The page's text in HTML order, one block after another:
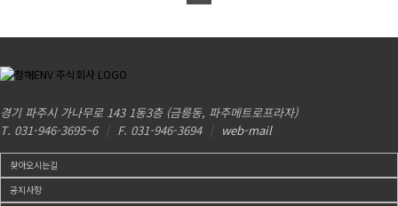
경기 파주시 가나무로 143 1동3층 (금릉동, 파주메트로프라자)
T. 031-946-3695~6 | F. 031-946-3694 | web-mail
찾아오시는길
공지사항